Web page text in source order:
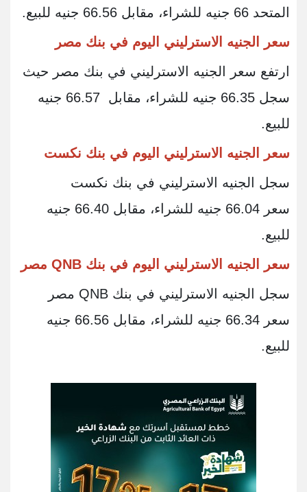
المتحد 66 جنيه للشراء، مقابل 66.56 جنيه للبيع.
سعر الجنيه الاسترليني اليوم في بنك مصر
ارتفع سعر الجنيه الاسترليني في بنك مصر حيث
سجل 66.35 جنيه للشراء، مقابل 66.57 جنيه
للبيع.
سعر الجنيه الاسترليني اليوم في بنك نكست
سجل الجنيه الاسترليني في بنك نكست
سعر 66.04 جنيه للشراء، مقابل 66.40 جنيه
للبيع.
سعر الجنيه الاسترليني اليوم في بنك QNB مصر
سجل الجنيه الاسترليني في بنك QNB مصر
سعر 66.34 جنيه للشراء، مقابل 66.56 جنيه
للبيع.